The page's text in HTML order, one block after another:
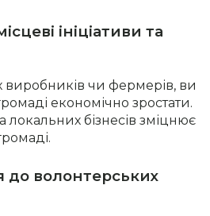
ініціативи та
виробників чи фермерів, ви
економічно зростати.
локальних бізнесів зміцнює
до волонтерських